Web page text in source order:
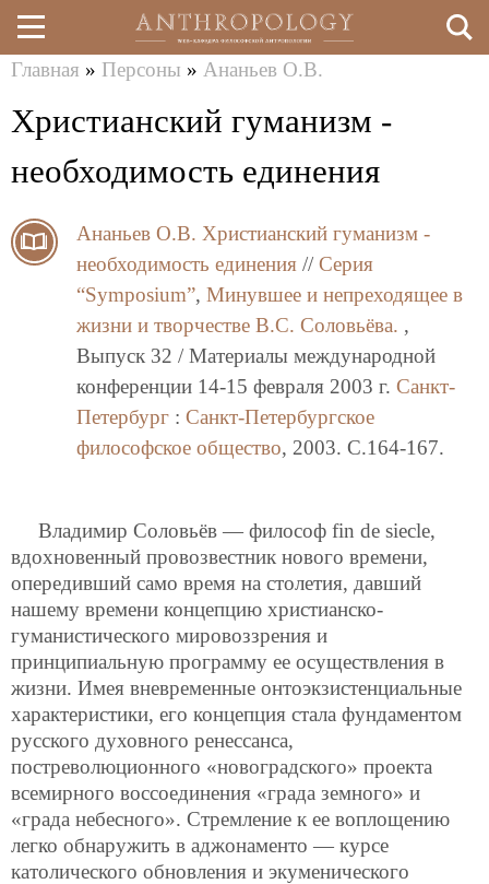
Перейти
к
здесь
Главная » Персоны » Ананьев О.В.
Христианский гуманизм -
необходимость единения
Ананьев О.В. Христианский гуманизм -
необходимость единения // Серия
“Symposium”, Минувшее и непреходящее в
жизни и творчестве В.С. Соловьёва. ,
Выпуск 32 / Материалы международной
конференции 14-15 февраля 2003 г. Санкт-
Петербург : Санкт-Петербургское
философское общество, 2003. C.164-167.
Владимир Соловьёв — философ fin de siecle,
вдохновенный провозвестник нового времени,
опередивший само время на столетия, давший
нашему времени концепцию христианско-
гуманистического мировоззрения и
принципиальную программу ее осуществления в
жизни. Имея вневременные онтоэкзистенциальные
характеристики, его концепция стала фундаментом
русского духовного ренессанса,
постреволюционного «новоградского» проекта
всемирного воссоединения «града земного» и
«града небесного». Стремление к ее воплощению
легко обнаружить в аджонаменто — курсе
католического обновления и экуменического